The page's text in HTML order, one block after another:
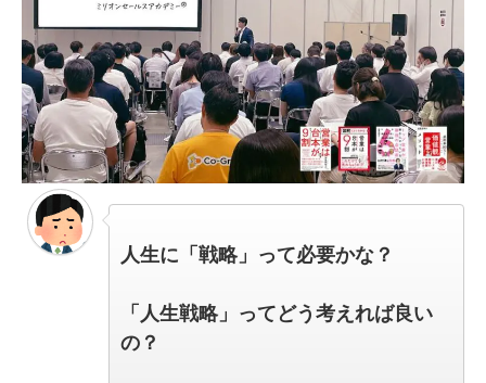
人生に「戦略」って必要かな？
「人生戦略」ってどう考えれば良い
の？